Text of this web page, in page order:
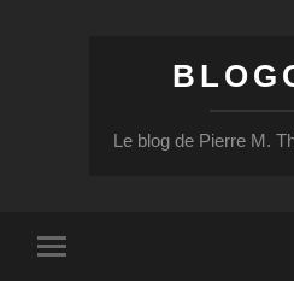
Le blog de Pierre M.
mobile